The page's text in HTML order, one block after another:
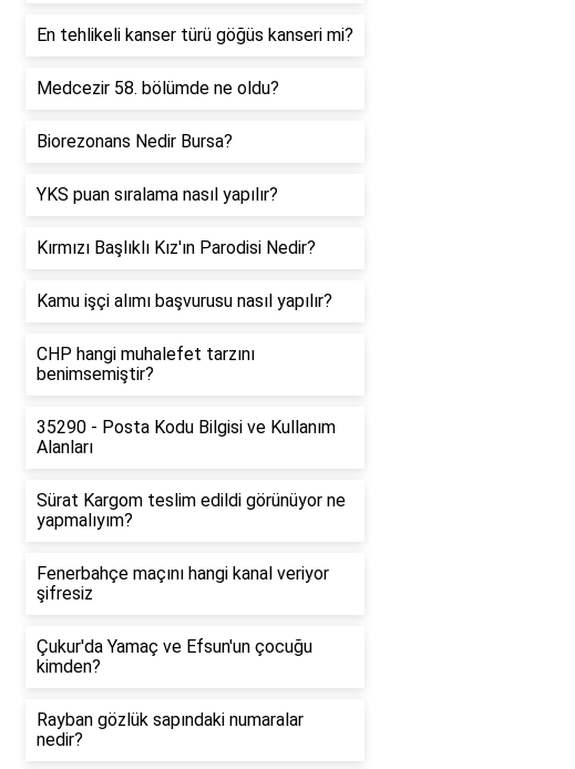
En tehlikeli kanser türü göğüs kanseri mi?
Medcezir 58. bölümde ne oldu?
Biorezonans Nedir Bursa?
YKS puan sıralama nasıl yapılır?
Kırmızı Başlıklı Kız'ın Parodisi Nedir?
Kamu işçi alımı başvurusu nasıl yapılır?
CHP hangi muhalefet tarzını
benimsemiştir?
35290 - Posta Kodu Bilgisi ve Kullanım
Alanları
Sürat Kargom teslim edildi görünüyor ne
yapmalıyım?
Fenerbahçe maçını hangi kanal veriyor
şifresiz
Çukur'da Yamaç ve Efsun'un çocuğu
kimden?
Rayban gözlük sapındaki numaralar
nedir?